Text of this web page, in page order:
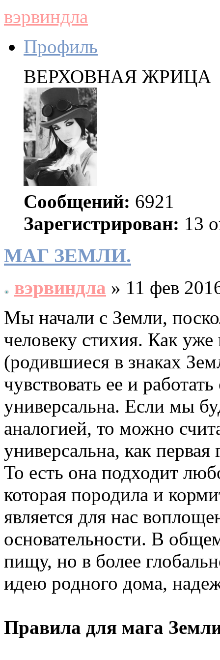
вэрвиндла
Профиль
ВЕРХОВНАЯ ЖРИЦА
Сообщений: 6921
Зарегистрирован: 13
МАГ ЗЕМЛИ.
вэрвиндла » 11 фев
Мы начали с Земли,
человеку стихия. Как
(родившиеся в знаках
чувствовать ее и
универсальна. Если мы
аналогией, то можно
универсальна, как
То есть она подходит
которая породила и
является для нас
основательности. В
пищу, но в более
идею родного дома,
Правила для мага